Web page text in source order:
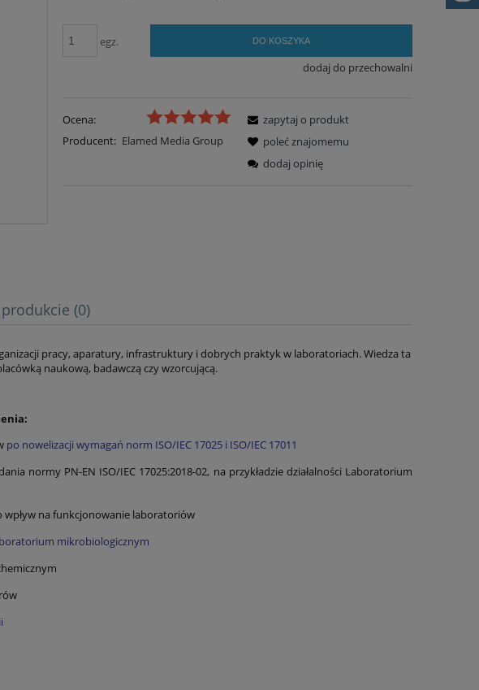
egz. DO KOSZYKA
dodaj do przechowalni
Ocena:
Producent: Elamed Media Group
zapytaj o produkt
poleć znajomemu
dodaj opinię
(0)
pracy, aparatury, infrastruktury i dobrych praktyk w laboratoriach. Wiedza ta
naukową, badawczą czy wzorcującą.
po nowelizacji wymagań norm ISO/IEC 17025 i ISO/IEC 17011
normy PN-EN ISO/IEC 17025:2018-02, na przykładzie działalności Laboratorium
wpływ na funkcjonowanie laboratoriów
mikrobiologicznym